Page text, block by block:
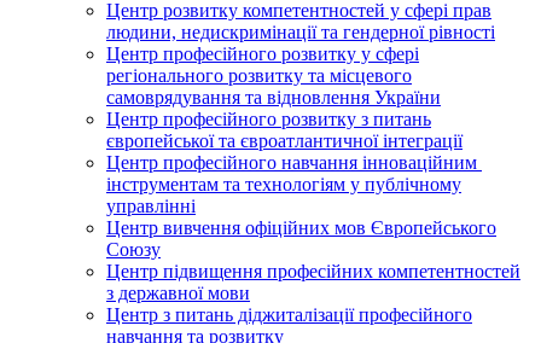
Центр розвитку компетентностей у сфері прав
людини, недискримінації та гендерної рівності
Центр професійного розвитку у сфері
регіонального розвитку та місцевого
самоврядування та відновлення України
Центр професійного розвитку з питань
європейської та євроатлантичної інтеграції
Центр професійного навчання інноваційним
інструментам та технологіям у публічному
управлінні
Центр вивчення офіційних мов Європейського
Союзу
Центр підвищення професійних компетентностей
з державної мови
Центр з питань діджиталізації професійного
навчання та розвитку